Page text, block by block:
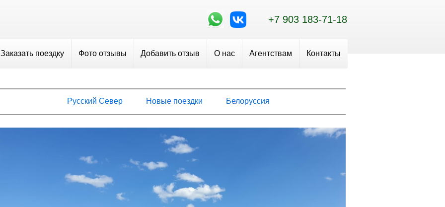
+7 903 183-71-18
Заказать поездку Фото отзывы Добавить отзыв О нас Агентствам Контакты
Русский Север Новые поездки Белоруссия